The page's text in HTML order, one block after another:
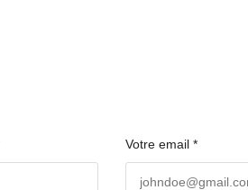
Votre email *